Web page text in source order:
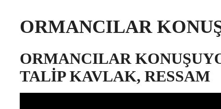
ORMANCILAR
ORMANCILAR
TALİP KAVLAK, RESSAM